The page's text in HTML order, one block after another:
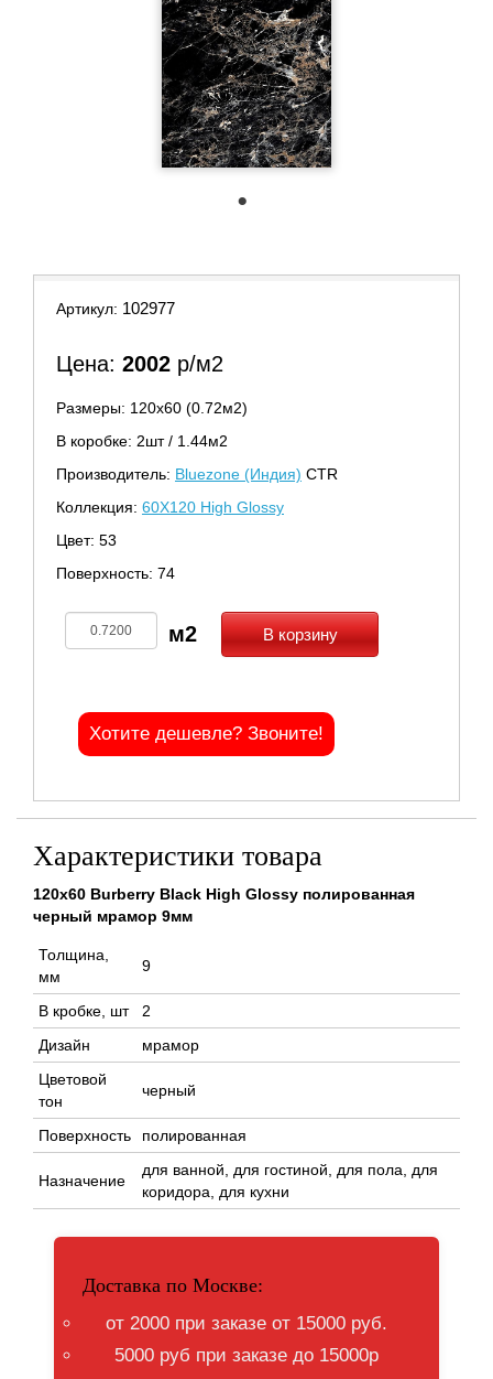
Артикул: 102977
Цена: 2002 р/м2
Размеры: 120х60 (0.72м2)
В коробке: 2шт / 1.44м2
Производитель: Bluezone (Индия) CTR
Коллекция: 60X120 High Glossy
Цвет: 53
Поверхность: 74
В корзину
Хотите дешевле? Звоните!
Характеристики товара
120x60 Burberry Black High Glossy полированная
черный мрамор 9мм
Толщина,
мм
9
В кробке, шт
2
Дизайн
мрамор
Цветовой
тон
черный
Поверхность полированная
Назначение
для ванной, для гостиной, для пола, для
коридора, для кухни
Доставка по Москве:
от 2000 при заказе от 15000 руб.
5000 руб при заказе до 15000р